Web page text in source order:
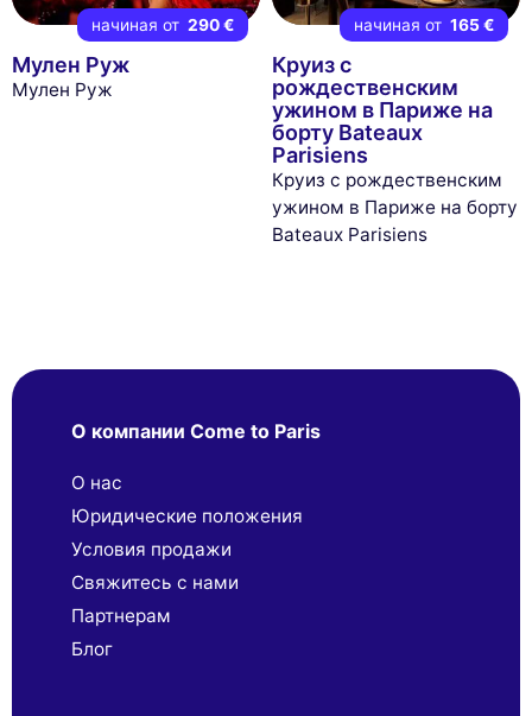
начиная от 290 €
Мулен Руж
Мулен Руж
начиная от 165 €
Круиз с
рождественским
ужином в Париже на
борту Bateaux
Parisiens
Круиз с рождественским
ужином в Париже на борту
Bateaux Parisiens
О компании Come to Paris
О нас
Юридические положения
Условия продажи
Свяжитесь с нами
Партнерaм
Блог